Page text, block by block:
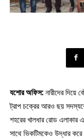
যশোর অফিস: নারীদের দিয়ে
ট্রাপ চক্রের আরও ছয়
শহরের খালধার রোড
সাথে ভিকটিমকেও উদ্ধার